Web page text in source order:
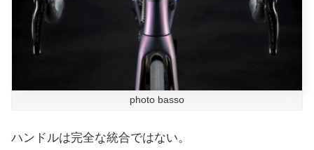
photo basso
ハンドルは完全な統合ではない。